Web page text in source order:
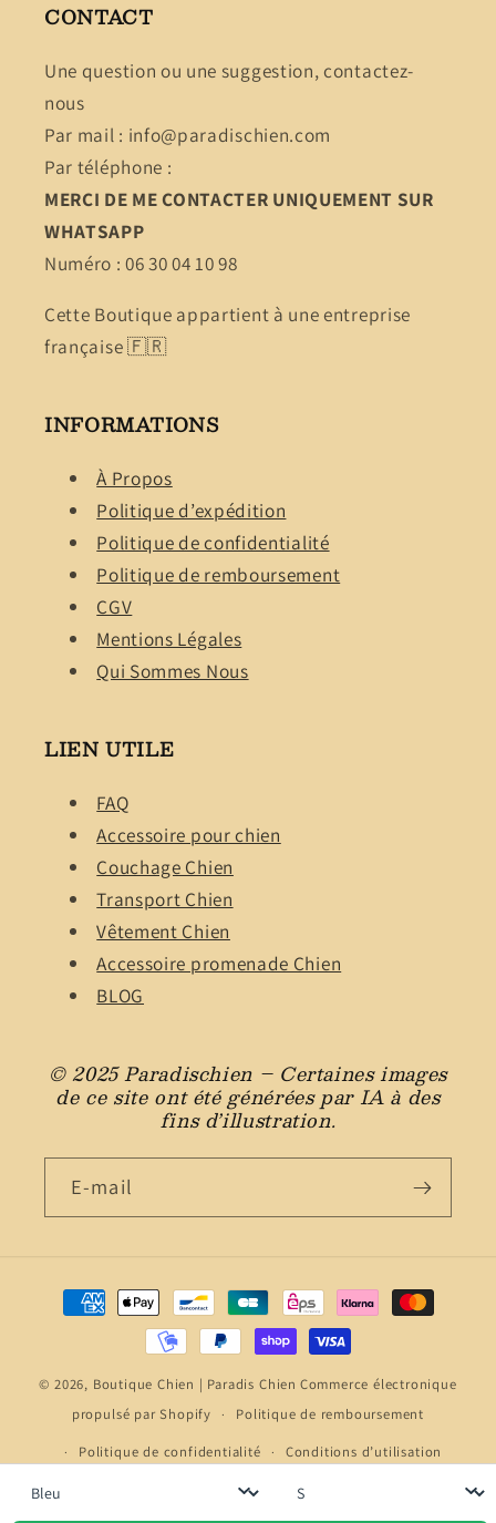
CONTACT
Une question ou une suggestion, contactez-
nous
Par mail : info@paradischien.com
Par téléphone :
MERCI DE ME CONTACTER UNIQUEMENT SUR
WHATSAPP
Numéro : 06 30 04 10 98
Cette Boutique appartient à une entreprise
française 🇫🇷
INFORMATIONS
À Propos
Politique d’expédition
Politique de confidentialité
Politique de remboursement
CGV
Mentions Légales
Qui Sommes Nous
LIEN UTILE
FAQ
Accessoire pour chien
Couchage Chien
Transport Chien
Vêtement Chien
Accessoire promenade Chien
BLOG
© 2025 Paradischien – Certaines images
de ce site ont été générées par IA à des
fins d’illustration.
E-mail
Moyens
de
© 2026, Boutique Chien | Paradis Chien Commerce électronique
propulsé par Shopify
Politique de remboursement
Politique de confidentialité
Conditions d’utilisation
Politique d’expédition
Coordonnées
Couleur Taille